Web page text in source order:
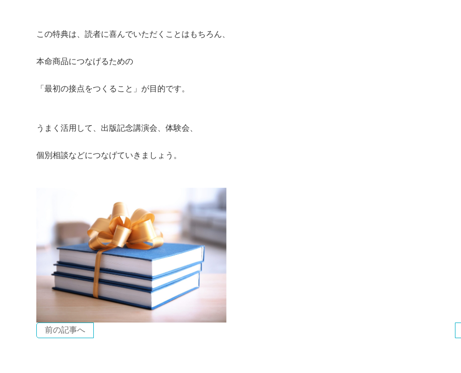
この特典は、読者に喜んでいただくことはもちろん、
本命商品につなげるための
「最初の接点をつくること」が目的です。
うまく活用して、出版記念講演会、体験会、
個別相談などにつなげていきましょう。
前の記事へ